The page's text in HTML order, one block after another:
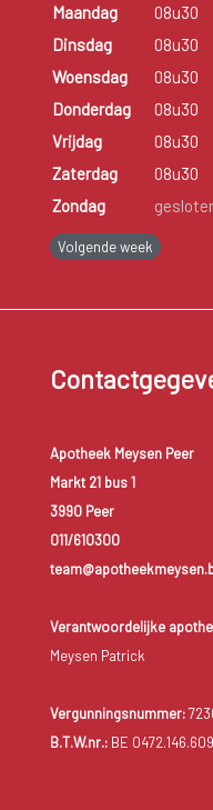
Maandag 08u30
Dinsdag
08u30
Woensdag
08u30
Donderdag
08u30
Vrijdag
08u30
Zaterdag
08u30
Zondag
Volgende week
Apotheek Meysen Peer
Markt 21 bus 1
3990 Peer
011/610300
Verantwoordelijke
Meysen Patrick
Vergunningsnummer:
B.T.W.nr.:BE 0472.146.609